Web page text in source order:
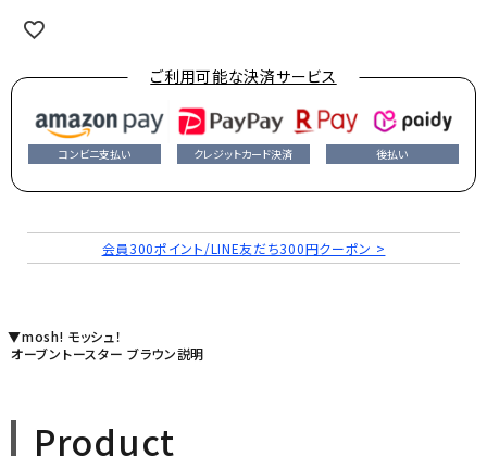
ご利用可能な決済サービス
コンビニ支払い クレジットカード決済 後払い
会員300ポイント/LINE友だち300円クーポン >
▼mosh! モッシュ！
オーブントースター ブラウン説明
Product